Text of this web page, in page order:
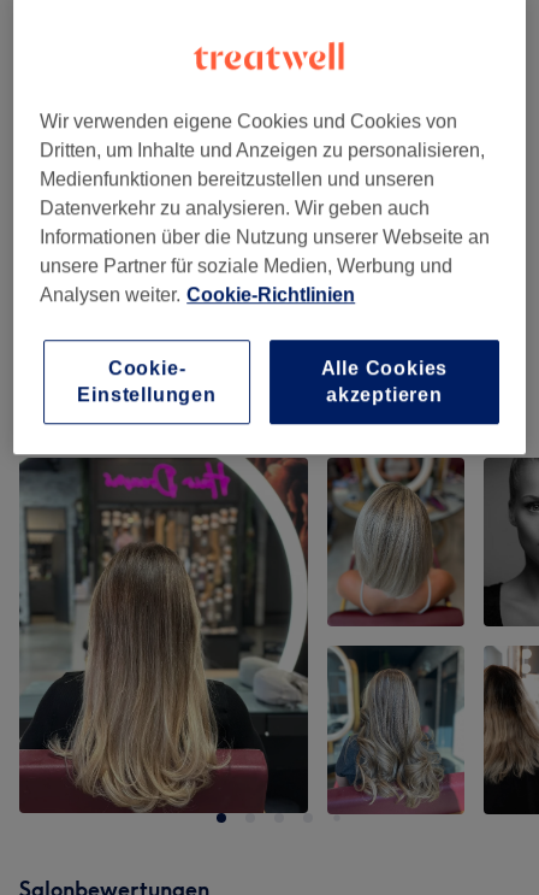
HAARVERDICHTUNG (6)
ab 30 €
DAUERWELLE & KERATINGLÄTTUNG (4) ab 20 €
MAKE-UP & HAIRSTYLING /
WORKSHOPS (1 )
ab 60 €
MAKE-UP ARTIST COACHINGS (1) ab 450 €
Unsere Arbeit
Wir verwenden eigene Cookies und Cookies von
Dritten, um Inhalte und Anzeigen zu personalisieren,
Medienfunktionen bereitzustellen und unseren
Datenverkehr zu analysieren. Wir geben auch
Informationen über die Nutzung unserer Webseite an
unsere Partner für soziale Medien, Werbung und
Analysen weiter. Cookie-Richtlinien
Cookie-
Einstellungen
Alle Cookies
akzeptieren